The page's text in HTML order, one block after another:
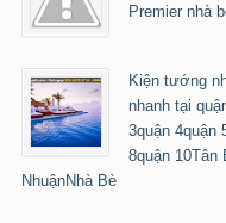
Premier nhà
Kiện tướng
nhanh tại
3quận 4quận
8quận 10Tân
NhuậnNhà Bè